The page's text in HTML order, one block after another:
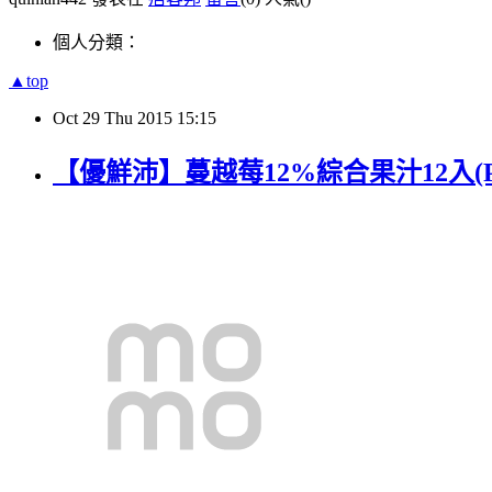
個人分類：
▲top
Oct 29 Thu 2015 15:15
【優鮮沛】蔓越莓12%綜合果汁12入